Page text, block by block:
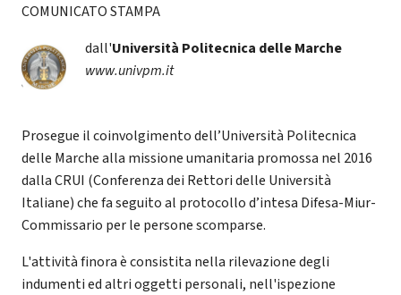
COMUNICATO STAMPA
dall'Università Politecnica delle Marche
www.univpm.it
Prosegue il coinvolgimento dell’Università Politecnica
delle Marche alla missione umanitaria promossa nel 2016
dalla CRUI (Conferenza dei Rettori delle Università
Italiane) che fa seguito al protocollo d’intesa Difesa-Miur-
Commissario per le persone scomparse.
L'attività finora è consistita nella rilevazione degli
indumenti ed altri oggetti personali, nell'ispezione